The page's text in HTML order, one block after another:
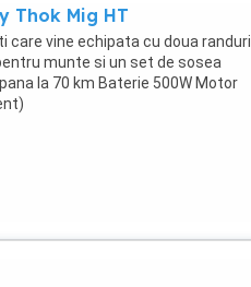
Thok Mig HT
care vine echipata cu doua randuri
munte si un set de sosea
la 70 km Baterie 500W Motor